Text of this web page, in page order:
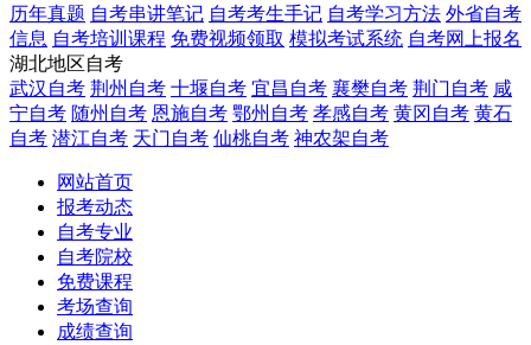
历年真题 自考串讲笔记 自考考生手记 自考学习方法 外省自考
信息 自考培训课程 免费视频领取 模拟考试系统 自考网上报名
湖北地区自考
武汉自考 荆州自考 十堰自考 宜昌自考 襄樊自考 荆门自考 咸
宁自考 随州自考 恩施自考 鄂州自考 孝感自考 黄冈自考 黄石
自考 潜江自考 天门自考 仙桃自考 神农架自考
网站首页
报考动态
自考专业
自考院校
免费课程
考场查询
成绩查询